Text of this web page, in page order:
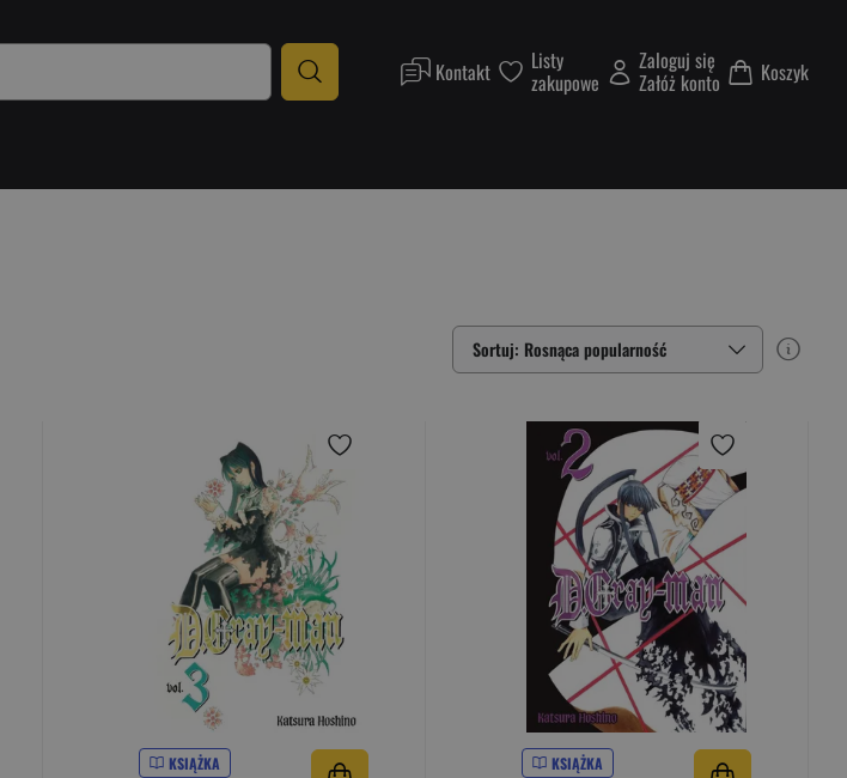
Kontakt Listy
zakupowe
Zaloguj się
Załóż konto Koszyk
Sortuj: Rosnąca popularność
KSIĄŻKA KSIĄŻKA